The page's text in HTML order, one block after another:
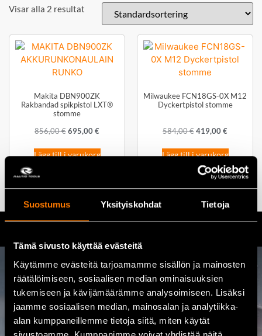
Suostumus Yksityiskohdat Tietoja
Tämä sivusto käyttää evästeitä
Käytämme evästeitä tarjoamamme sisällön ja mainosten
räätälöimiseen, sosiaalisen median ominaisuuksien
tukemiseen ja kävijämäärämme analysoimiseen. Lisäksi
jaamme sosiaalisen median, mainosalan ja analytiikka-
alan kumppaneillemme tietoja siitä, miten käytät
Visar alla 2 resultat
Makita DBN900ZK
Rakbandad spikpistol LXT®
stomme
856,00€695,00€
Lägg till i varukorg
Milwaukee FCN18GS-0X M12
Dyckertpistol stomme
584,00€419,00€
Lägg till i varukorg
Kontakta oss
08 460 085